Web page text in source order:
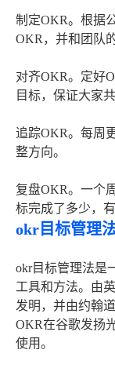
制定OKR。根据
OKR，并和团队
对齐OKR。定好
目标，保证大家
追踪OKR。每周
整方向。
复盘OKR。一个
标完成了多少，
okr目标管理
okr目标管理法是
工具和方法。由
发明，并由约翰
OKR在谷歌发扬
使用。